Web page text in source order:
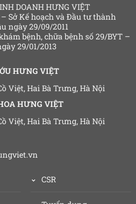
DOANH HƯNG VIỆT
– Sở Kế hoạch và Đầu tư thành
ngày 29/09/2011
bệnh, chữa bệnh số 29/BYT –
29/01/2013
HƯNG VIỆT
Việt, Hai Bà Trưng, Hà Nội
HƯNG VIỆT
Việt, Hai Bà Trưng, Hà Nội
CSR